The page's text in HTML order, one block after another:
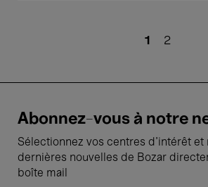
Page
1 Page
2
Abonnez-vous à notre
Sélectionnez vos centres d'intérêt et
dernières nouvelles de Bozar
boîte mail